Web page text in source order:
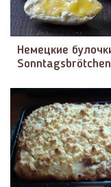
Немецкие
Sonntagsbrötchen